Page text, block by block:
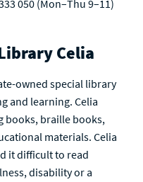
050 (Mon–Thu 9–11)
Celia
owned special library
and learning. Celia
books, braille books,
materials. Celia
it difficult to read
disability or a